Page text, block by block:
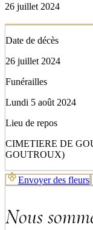
26 juillet 2024
Date de décès
26 juillet 2024
Funérailles
Lundi 5 août 2024
Lieu de repos
CIMETIERE DE
GOUTROUX)
Envoyer des fleurs
Nous